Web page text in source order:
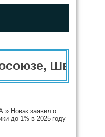
» Новак заявил о
до 1% в 2025 году